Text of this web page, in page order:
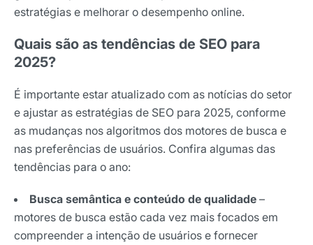
estratégias e melhorar o desempenho online.
Quais são as tendências de SEO para
2025?
É importante estar atualizado com as notícias do setor
e ajustar as estratégias de SEO para 2025, conforme
as mudanças nos algoritmos dos motores de busca e
nas preferências de usuários. Confira algumas das
tendências para o ano:
Busca semântica e conteúdo de qualidade –
motores de busca estão cada vez mais focados em
compreender a intenção de usuários e fornecer